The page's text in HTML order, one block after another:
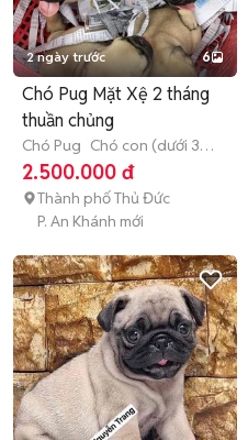
2 ngày trước 6
Chó Pug Mặt Xệ 2 tháng
thuần chủng
Chó Pug Chó con (dưới 3
tháng tuổi)
2.500.000 đ
Thành phố Thủ Đức
P. An Khánh mới